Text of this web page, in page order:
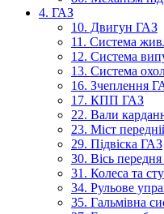
4. ГАЗ
10. Двигун ГАЗ
11. Система
12. Система
13. Система
16. Зчеплення
17. КПП ГАЗ
22. Вали
23. Міст
29. Підвіска ГАЗ
30. Вісь
31. Колеса та
34. Рульове
35. Гальмівна